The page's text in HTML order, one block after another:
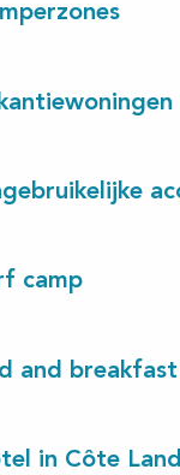
camp
and breakfast
in Côte